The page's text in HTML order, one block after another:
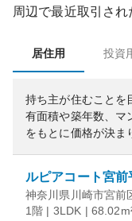
周辺で最近取引され
居住用 投資
持ち主が住むことを
有面積や築年数、マ
をもとに価格が決ま
ルピアコート宮前
神奈川県川崎市宮前
1階 | 3LDK |